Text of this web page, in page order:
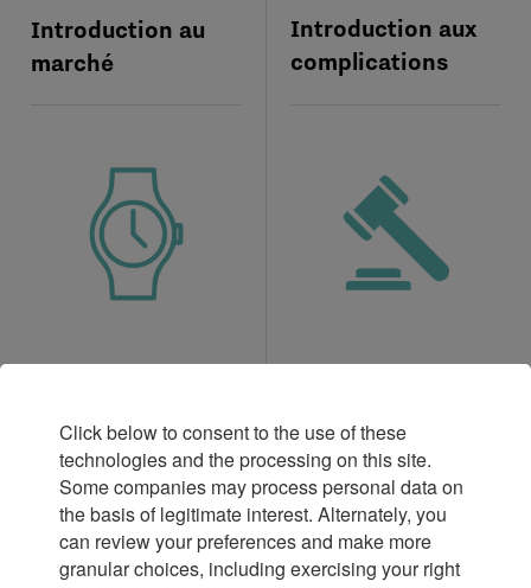
Introduction au
marché
Introduction aux
complications
Click below to consent to the use of these
technologies and the processing on this site.
Some companies may process personal data on
the basis of legitimate interest. Alternately, you
can review your preferences and make more
granular choices, including exercising your right